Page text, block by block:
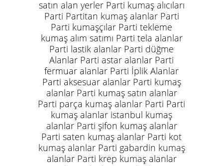
satın alan yerler Parti kumaş alıcıları
Parti Partitan kumaş alanlar Parti
Parti kumaşçılar Parti tekleme
kumaş alım satımı Parti tela alanlar
Parti lastik alanlar Parti düğme
Alanlar Parti astar alanlar Parti
fermuar alanlar Parti İplik Alanlar
Parti aksesuar alanlar Parti kumaş
alanlar Parti kumaş satın alanlar
Parti parça kumaş alanlar Parti Parti
kumaş alanlar istanbul kumaş
alanlar Parti şifon kumaş alanlar
Parti saten kumaş alanlar Parti kot
kumaş alanlar Parti gabardin kumaş
alanlar Parti krep kumaş alanlar